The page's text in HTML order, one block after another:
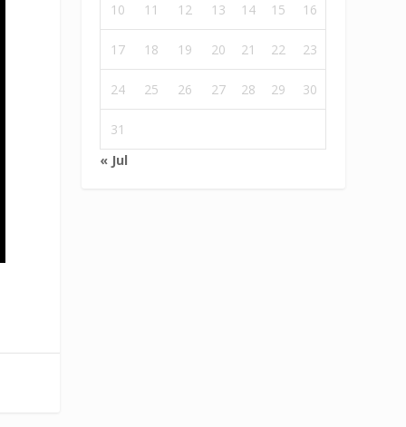
10 11 12 13 14 15 16
17 18 19 20 21 22 23
24 25 26 27 28 29 30
31
« Jul